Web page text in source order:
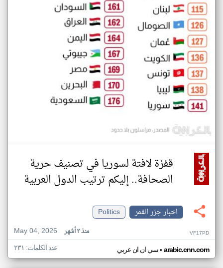
قفزة لافتة لسوريا في تصنيف حرية
الصحافة.. إليكم ترتيب الدول العربية
اخبار جزر القمر
Politics
May 04, 2026
منذ ٣ أشهر VF17PD
سي ان ان عربي• arabic.cnn.com عدد الكلمات: ٢٣١